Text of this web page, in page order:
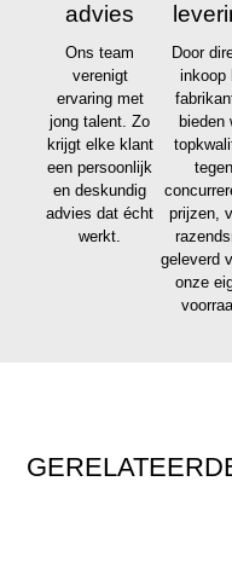
advies
Ons team
verenigt
ervaring met
jong talent. Zo
krijgt elke klant
een persoonlijk
en deskundig
advies dat écht
werkt.
Door
inkoop
bieden
tegen
prijzen,
geleverd
onze